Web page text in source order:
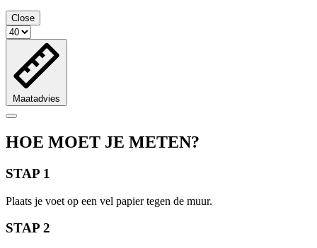
Close
Maatadvies
HOE MOET JE METEN?
STAP 1
Plaats je voet op een vel papier tegen de muur.
STAP 2